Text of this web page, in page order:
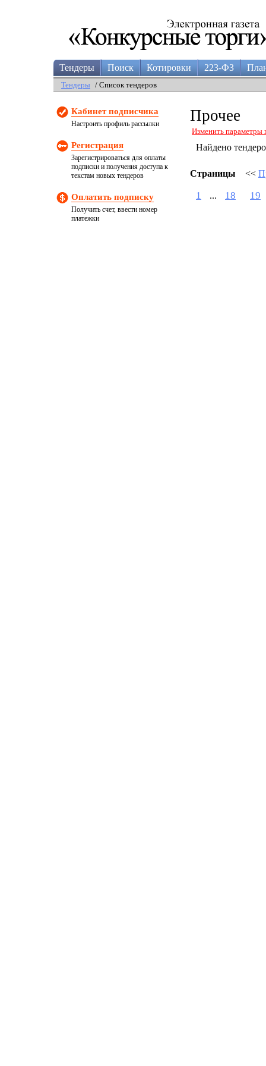
Тендеры Поиск Котировки 223-ФЗ
Тендеры / Список тендеров
Кабинет подписчика
Настроить профиль рассылки
Регистрация
Зарегистрироваться для оплаты
подписки и получения доступа к
текстам новых тендеров
Оплатить подписку
Получить счет, ввести номер
платежки
Прочее
Изменить параметры
Найдено
Страницы <<
1 ... 18 19